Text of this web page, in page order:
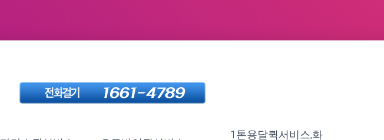
1톤용달퀵서비스,화